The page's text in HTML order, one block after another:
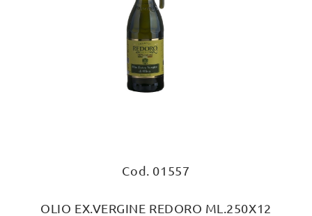
Cod. 01557
OLIO EX.VERGINE REDORO ML.250X12